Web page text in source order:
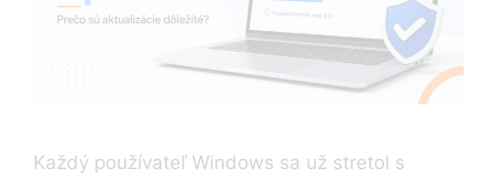
Každý používateľ Windows sa už stretol s